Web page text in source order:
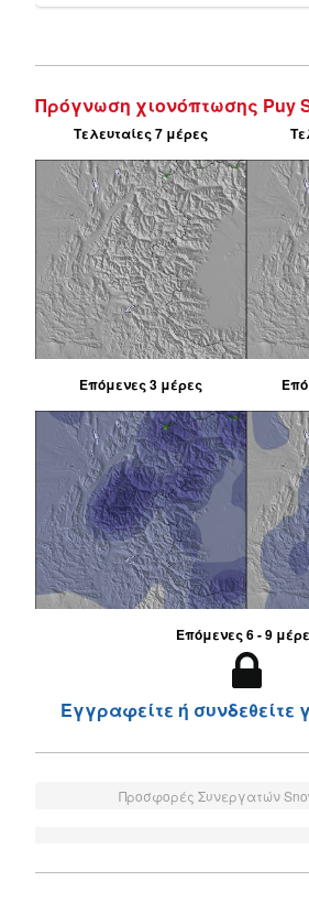
Πρόγνωση χιονόπτωσης Puy
Τελευταίες 7 μέρες
Επόμενες 3 μέρες
Επόμενες 6 - 9
Εγγραφείτε ή συνδεθείτε
Προσφορές Συνεργατών